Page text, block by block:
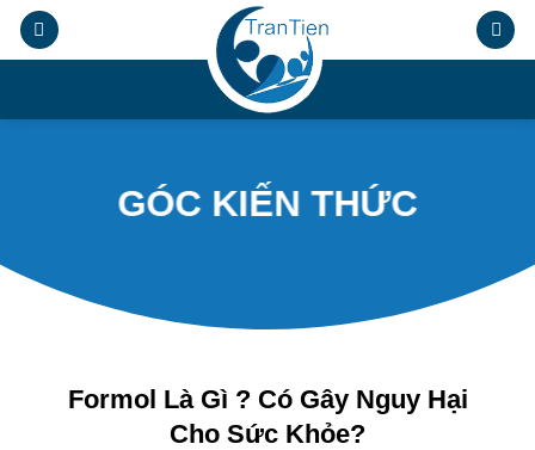
Chuyển
đến
.
GÓC KIẾN THỨC
Formol Là Gì ? Có Gây Nguy Hại
Cho Sức Khỏe?